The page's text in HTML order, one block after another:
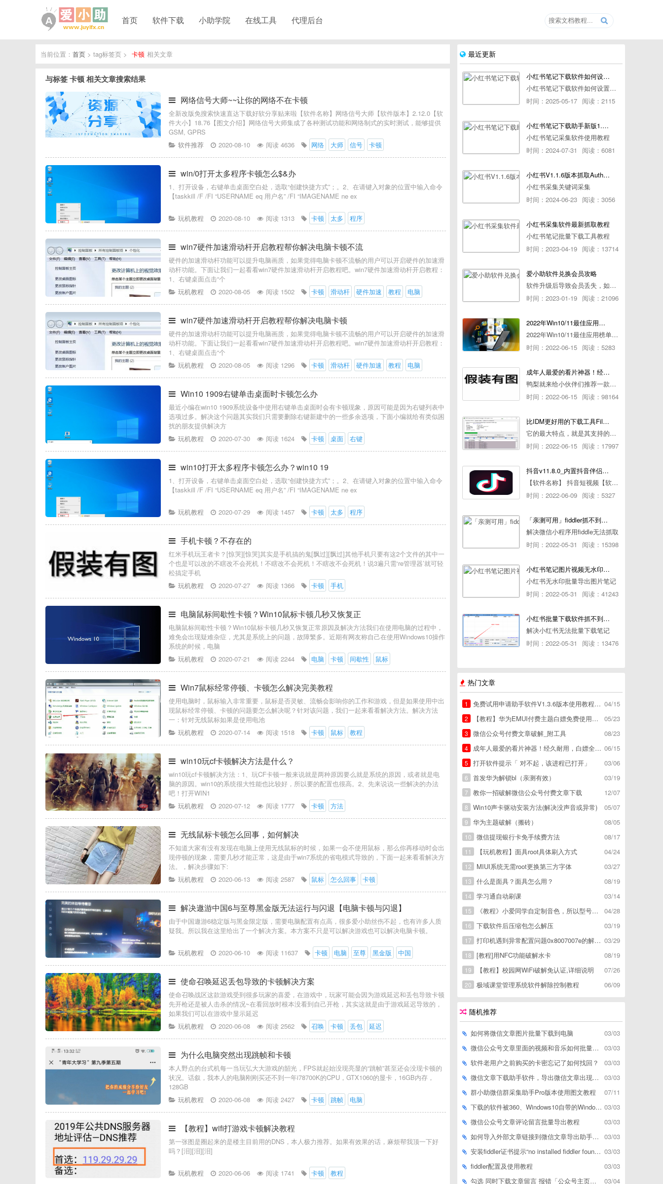
首页 软件下载 小助学院 在线工具 代理后台
当前位置： 首页 > tag标签页 > 卡顿 相关文章
与标签卡顿相关文章搜索结果
网络信号大师~~让你的网络不在卡顿
全新改版免搜索快速直达下载好软分享贴来啦【软件名称】网络信号大师【软件版本】2.12.0【软
件大小】18.76【图文介绍】网络信号大师集成了各种测试功能和网络制式的实时测试，能够提供
GSM, GPRS
软件推荐
2020-08-10 阅读 4636 网络 大师 信号 卡顿
win/0打开太多程序卡顿怎么$&办
1、打开设备，右键单击桌面空白处，选取“创建快捷方式”；。2、在请键入对象的位置中输入命令
【taskkill /F /FI “USERNAME eq 用户名” /FI “IMAGENAME ne ex
玩机教程 2020-08-10 阅读 1313 卡顿 太多 程序
win7硬件加速滑动杆开启教程帮你解决电脑卡顿不流
硬件的加速滑动杆功能可以提升电脑画质，如果觉得电脑卡顿不流畅的用户可以开启硬件的加速滑
动杆功能。下面让我们一起看看win7硬件加速滑动杆开启教程吧。win7硬件加速滑动杆开启教程：
1、右键桌面点击“个
玩机教程
2020-08-05 阅读 1502 卡顿 滑动杆 硬件加速 教程 电脑
win7硬件加速滑动杆开启教程帮你解决电脑卡顿
硬件的加速滑动杆功能可以提升电脑画质，如果觉得电脑卡顿不流畅的用户可以开启硬件的加速滑
动杆功能。下面让我们一起看看win7硬件加速滑动杆开启教程吧。win7硬件加速滑动杆开启教程：
1、右键桌面点击“个
玩机教程
2020-08-05 阅读 1296 卡顿 滑动杆 硬件加速 教程 电脑
Win10 1909右键单击桌面时卡顿怎么办
最近小编在win10 1909系统设备中使用右键单击桌面时会有卡顿现象，原因可能是因为右键列表中
选项过多。解决这个问题其实我们只需要删除右键新建中的一些多余选项，下面小编就给有类似困
扰的朋友提供解决方
玩机教程
2020-07-30 阅读 1624 卡顿 桌面 右键
win10打开太多程序卡顿怎么办？win10 19
1、打开设备，右键单击桌面空白处，选取“创建快捷方式”；。2、在请键入对象的位置中输入命令
【taskkill /F /FI “USERNAME eq 用户名” /FI “IMAGENAME ne ex
玩机教程 2020-07-29 阅读 1457 卡顿 太多 程序
手机卡顿？不存在的
红米手机玩王者卡？[惊哭][惊哭]其实是手机搞的鬼[飘过][飘过]其他手机只要有这2个文件的其中一
个也是可以改的不瞎改不会死机！不瞎改不会死机！不瞎改不会死机！说3遍只需‘re管理器’就可轻
松搞定手机
玩机教程
2020-07-27 阅读 1366 卡顿 手机
电脑鼠标间歇性卡顿？Win10鼠标卡顿几秒又恢复正
电脑鼠标间歇性卡顿？Win10鼠标卡顿几秒又恢复正常原因及解决方法我们在使用电脑的过程中，
难免会出现疑难杂症，尤其是系统上的问题，故障繁多。近期有网友称自己在使用Windows10操作
系统的时候，电脑
玩机教程
2020-07-21 阅读 2244 电脑 卡顿 间歇性 鼠标
Win7鼠标经常停顿、卡顿怎么解决完美教程
使用电脑时，鼠标输入非常重要，鼠标是否灵敏、流畅会影响你的工作和游戏，但是如果使用中出
现鼠标经常停顿、卡顿的问题要怎么解决呢？针对该问题，我们一起来看看解决方法。解决方法
一：针对无线鼠标如果是使用电池
玩机教程
2020-07-14 阅读 1518 卡顿 鼠标 教程
win10玩cf卡顿解决方法是什么？
win10玩cf卡顿解决方法：1、玩CF卡顿一般来说就是两种原因要么就是系统的原因，或者就是电
脑的原因。win10的系统很大性能也比较好，所以要的配置也很高。2、先来说说一些解决的办法
吧！打开WIN1
玩机教程
2020-07-12 阅读 1777 卡顿 方法
无线鼠标卡顿怎么回事，如何解决
不知道大家有没有发现在电脑上使用无线鼠标的时候，如果一会不使用鼠标，那么你再移动时会出
现停顿的现象，需要几秒才能正常，这是由于win7系统的省电模式导致的，下面一起来看看解决方
法。，解决步骤如下:
玩机教程
2020-06-13 阅读 2587 鼠标 怎么回事 卡顿
解决遨游中国6与至尊黑金版无法运行与闪退【电脑卡顿与闪退】
由于中国遨游6稳定版与黑金限定版，需要电脑配置有点高，很多爱小助丝伤不起，也有许多人质
疑我。所以我在这里给出了一个解决方案。本方案不只是可以解决游戏也可以解决电脑卡顿。
玩机教程 2020-06-10 阅读 11637 卡顿 电脑 至尊 黑金版 中国
使命召唤延迟丢包导致的卡顿解决方案
使命召唤战区这款游戏受到很多玩家的喜爱，在游戏中，玩家可能会因为游戏延迟和丢包导致卡顿
先开枪还是被人击杀的情况~在看回放时根本没看到自己开枪，其实这就是由于游戏延迟导致的，
如果我们可以在游戏中显示延迟
玩机教程
2020-06-08 阅读 2562 召唤 卡顿 丢包 延迟
为什么电脑突然出现跳帧和卡顿
本人野点的台式机每一当玩弘大大游戏的韶光，FPS就起始没现亮显的“跳帧”甚至还会没现卡顿的
状况。话叙，我本人的电脑刚刚买还不到一年i78700K的CPU，GTX1060的显卡，16GB内存，
128GB
玩机教程
2020-06-08 阅读 2427 卡顿 跳帧 电脑
【教程】wifi打游戏卡顿解决教程
第一张图是圈起来的是楼主目前用的DNS，本人极力推荐。如果有效果的话，麻烦帮我顶一下好
吗？[泪][泪][泪]
玩机教程 2020-06-06 阅读 1741 卡顿 教程
最近更新
小红书笔记下载软件如何设置浏览器路径
小红书笔记下载软件如何设置浏览器路径
时间：2025-05-17 阅读：2115
小红书笔记下载助手新版1.1.7版本使用教程
小红书笔记采集软件使用教程
时间：2024-07-31
阅读：6081
小红书V1.1.6版本抓取AuthorId最新教程
小红书采集关键词采集
时间：2024-06-23 阅读：3056
小红书采集软件最新抓取教程
小红书笔记批量下载工具教程
时间：2023-04-19 阅读：13714
爱小助软件兑换会员攻略
软件升级后导致会员丢失，如何快速兑换会员详细攻略
时间：2023-01-19 阅读：21096
2022年Win10/11最佳应用榜单出炉！ 你都用过几个？
2022年Win10/11最佳应用榜单出炉！ 你都用过几个？
时间：2022-06-15 阅读：5283
成年人最爱的看片神器！经久耐用-白嫖全网资源
鸭梨就来给小伙伴们推荐一款经久耐用的良心播放器，资源齐全无广告，可以放心使用~
时间：2022-06-15 阅读：98164
比IDM更好用的下载工具File Centipede文件蜈蚣-秒杀迅雷-直接飞起！
它的最大特点，就是其支持的下载协议几乎是市面上最全面的，包括HTTP/FTP、BT种子、磁力链接，m3u8流任务（AES-128解密）。
时间：2022-06-15 阅读：17997
抖音v11.8.0_内置抖音伴侣/视频去水印
【软件名称】 抖音短视频【软件版本】 11.8.0【软件大小】 83.74M【是否Root】不需要【测试机型】PCML10 [oppo Reno Ace]【文字介绍】 抖音短视频app是一款很有意思娱
时间：2022-06-09 阅读：5327
「亲测可用」fiddler抓不到pc端微信小程序包解决方案
解决微信小程序用fiddle无法抓取
时间：2022-05-31
阅读：15398
小红书笔记图片视频无水印批量下载软件使用教程
小红书无水印批量导出图片笔记
时间：2022-05-31
阅读：41243
小红书批量下载软件抓不到authorId如何解决
解决小红书无法批量下载笔记
时间：2022-05-31
阅读：13476
热门文章
04/15
1
免费试用申请助手软件V1.3.6版本使用教程，免费领空调冰箱，附下载地址
05/23
2
【教程】华为EMUI付费主题白嫖免费使用方法。
08/23
3
微信公众号付费文章破解_附工具
06/15
4
成年人最爱的看片神器！经久耐用，白嫖全网资源
03/06
5
打开软件提示「 对不起，该进程已打开」
03/19
6
首发华为解锁bl（亲测有效）
12/07
7
教你一招破解微信公众号付费文章下载
05/07
8
Win10声卡驱动安装方法(解决没声音或异常)
08/05
9
华为主题破解（搬砖）
08/17
10
微信提现银行卡免手续费方法
04/24
11
【玩机教程】面具root具体刷入方式
03/27
12
MIUI系统无需root更换第三方字体
08/19
13
什么是面具？面具怎么用？
03/14
14
学习通自动刷课
04/28
15
《教程》小爱同学自定制音色，所以型号通用，不用root
03/19
16
下载软件后压缩包怎么解压
03/29
17
打印机遇到异常配置问题0x8007007e的解决方
08/19
18
[教程]用NFC功能破解水卡
07/26
19
【教程】校园网WiFi破解免认证,详细说明
06/09
20 极域课堂管理系统软件解除控制教程
随机推荐
03/03
如何将微信文章图片批量下载到电脑
03/03
微信公众号文章里面的视频和音乐如何批量下载到电脑上
03/03
软件老用户之前购买的卡密忘记了如何找回？
03/03
微信文章下载助手软件，导出微信文章出现「导出失败*篇」如何解决
07/11
群小助微信群采集助手Pro版本使用图文教程
03/03
下载的软件被360、Windows10自带的Windows Defender、腾讯管家等杀毒软件误删了怎么解决
03/03
微信公众号文章评论留言批量导出教程
03/03
如何导入外部文章链接到微信文章导出助手批量下载，附上3种方式
03/03
安装fiddler证书提示“no installed fiddler found”或开启代理ip失败
03/03
fiddler配置及使用教程
03/04
勾选 同时下载文章留言 报错「公众号主页和加载cookie参数不能为空」